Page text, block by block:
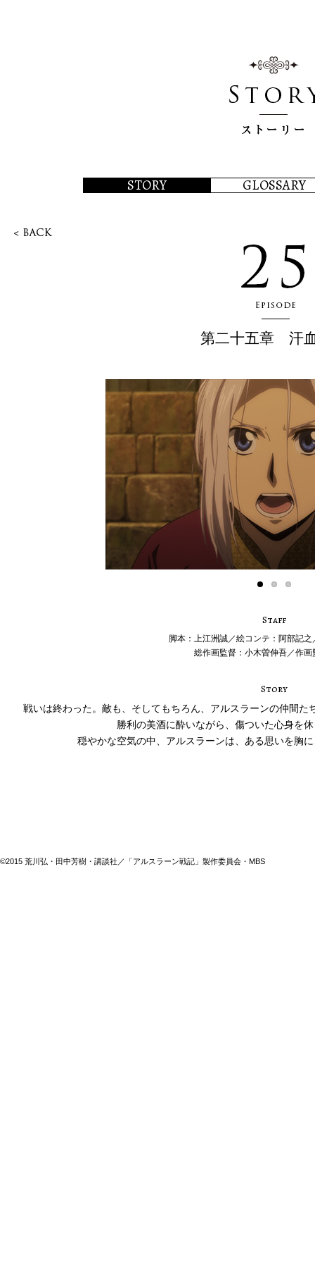
STORY GLOSSARY
第二十五章 汗
Staff
脚本：上江洲誠／絵コンテ：阿部記
総作画監督：小木曽伸吾／作画
Story
戦いは終わった。敵も、そしてもちろん、アルスラーンの仲間
勝利の美酒に酔いながら、傷ついた心身を
穏やかな空気の中、アルスラーンは、ある思いを胸
©2015 荒川弘・田中芳樹・講談社／「アルスラーン戦記」製作委員会・MBS